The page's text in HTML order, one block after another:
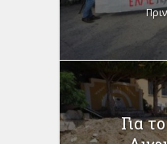
Για